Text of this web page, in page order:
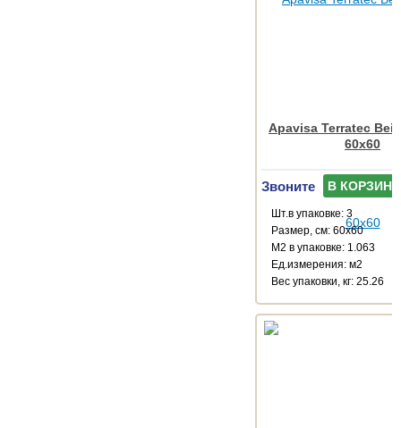
Apavisa Terratec
60x60
Звоните В КОРЗИНУ
Шт.в упаковке: 3
Размер, см: 60x60
М2 в упаковке: 1.063
Ед.измерения: м2
Веc упаковки, кг: 25.26